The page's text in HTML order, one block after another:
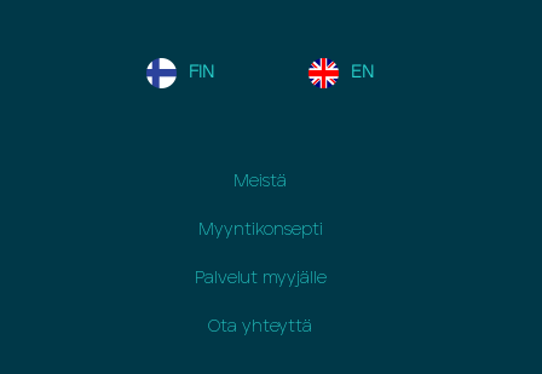
FIN EN
Meistä
Myyntikonsepti
Palvelut myyjälle
Ota yhteyttä